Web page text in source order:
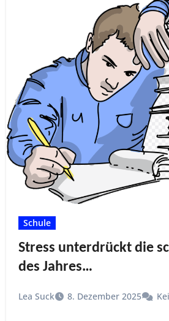
Schule
Stress unterdrückt die
des Jahres…
Lea Suck 8. Dezember 2025